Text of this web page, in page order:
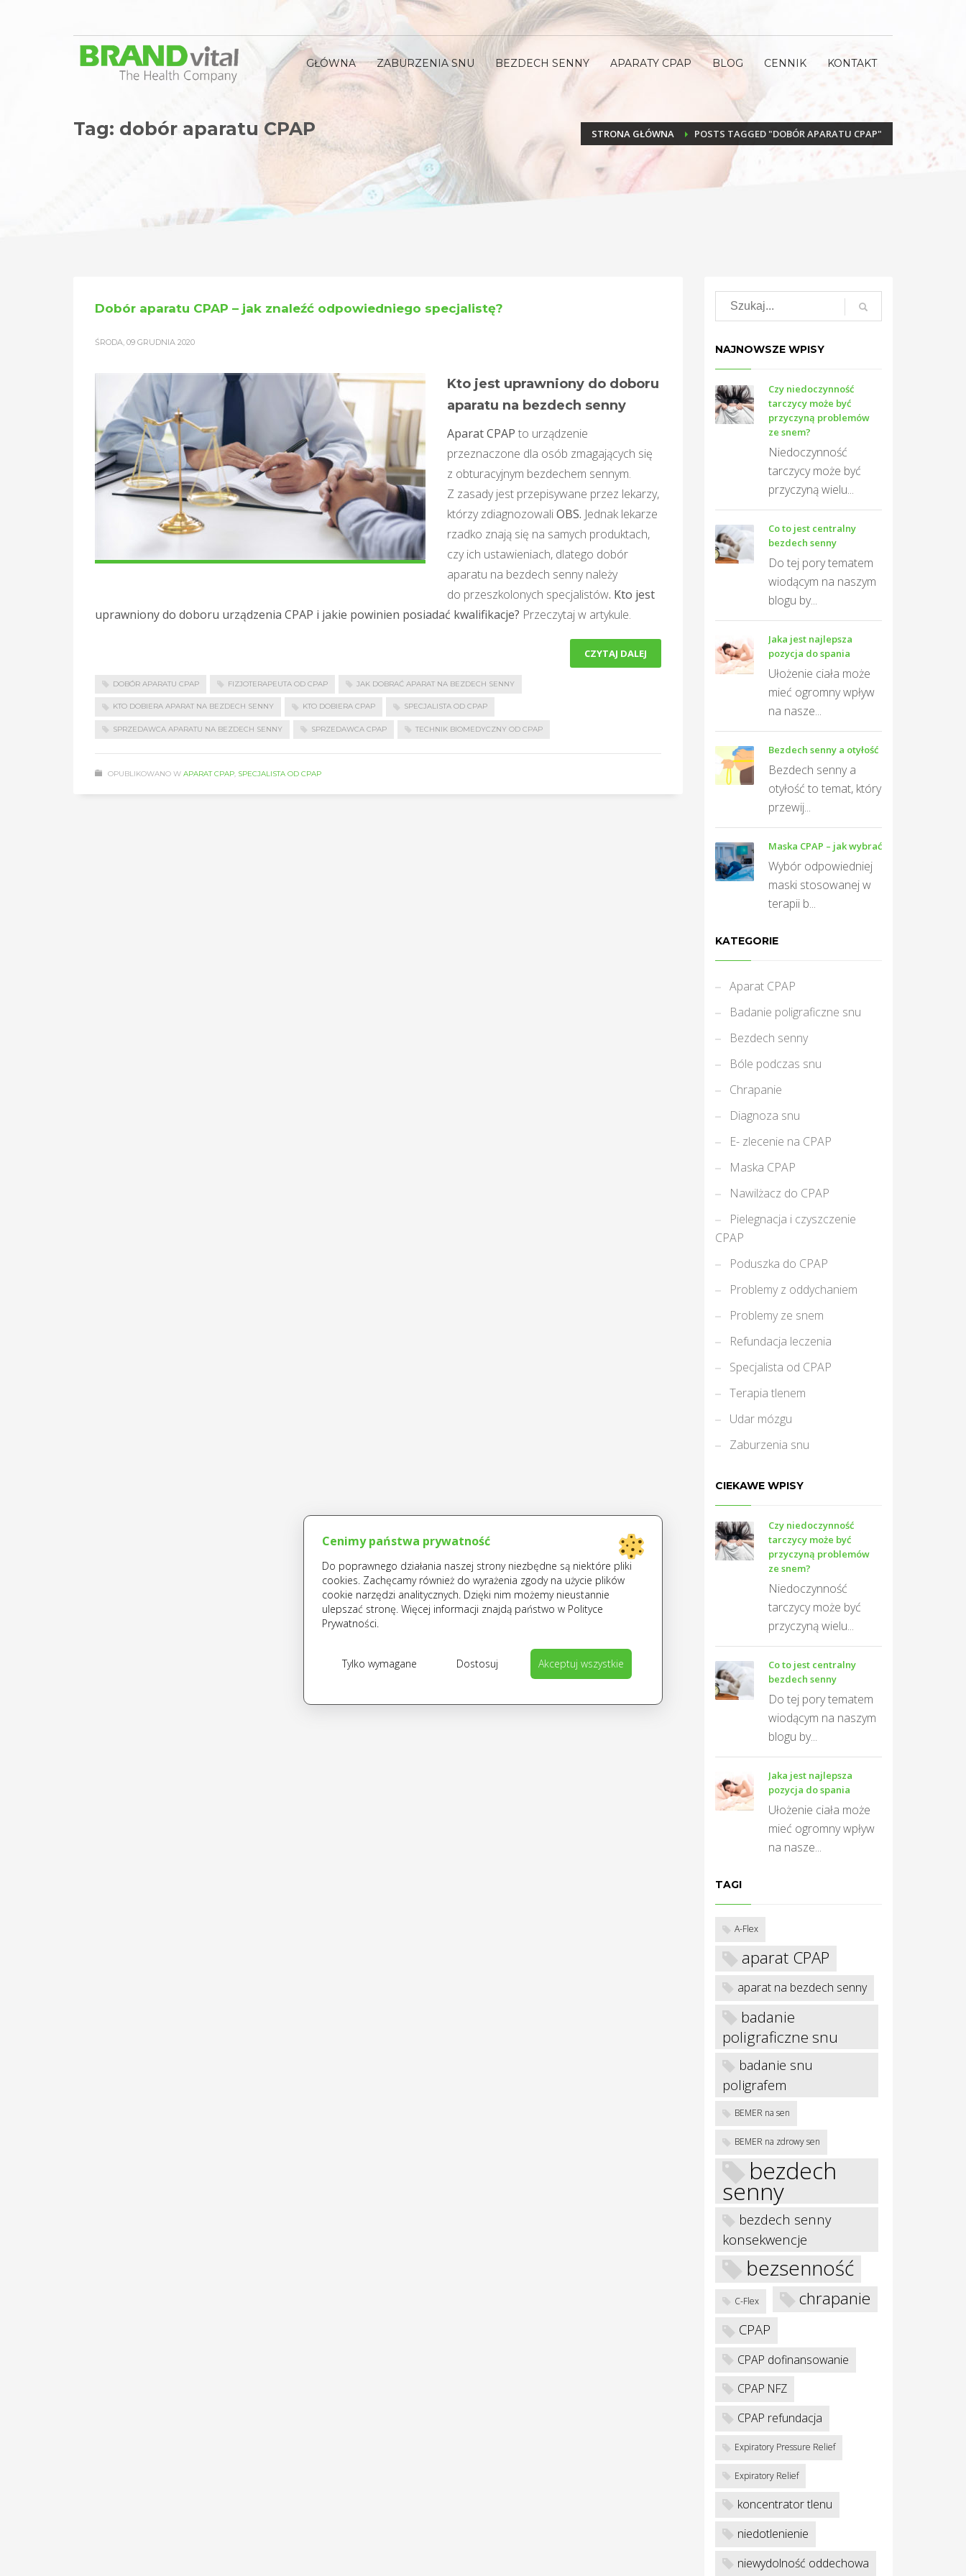
GŁÓWNA ZABURZENIA SNU BEZDECH SENNY APARATY CPAP BLOG CENNIK KONTAKT
STRONA GŁÓWNA POSTS TAGGED "DOBÓR APARATU CPAP"
Tag: dobór aparatu CPAP
Dobór aparatu CPAP – jak znaleźć odpowiedniego specjalistę?
ŚRODA, 09 GRUDNIA 2020
Kto jest uprawniony do doboru
aparatu na bezdech senny
Aparat CPAP to urządzenie
przeznaczone dla osób zmagających się
z obturacyjnym bezdechem sennym.
Z zasady jest przepisywane przez lekarzy,
którzy zdiagnozowaliOBS. Jednak lekarze
rzadko znają się na samych produktach,
czy ich ustawieniach, dlatego dobór
aparatu na bezdech senny należy
do przeszkolonych specjalistów. Kto jest
uprawniony do doboru urządzenia CPAP i jakie powinien posiadać kwalifikacje? Przeczytaj w artykule.
DOBÓR APARATU CPAP FIZJOTERAPEUTA OD CPAP JAK DOBRAĆ APARAT NA BEZDECH SENNY
KTO DOBIERA APARAT NA BEZDECH SENNY KTO DOBIERA CPAP SPECJALISTA OD CPAP
SPRZEDAWCA APARATU NA BEZDECH SENNY SPRZEDAWCA CPAP TECHNIK BIOMEDYCZNY OD CPAP
CZYTAJ DALEJ
OPUBLIKOWANO W APARAT CPAP, SPECJALISTA OD CPAP
NAJNOWSZE WPISY
Czy niedoczynność
tarczycy może być
przyczyną problemów
ze snem?
Niedoczynność
tarczycy może być
przyczyną wielu...
Co to jest centralny
bezdech senny
Do tej pory tematem
wiodącym na naszym
blogu by...
Jaka jest najlepsza
pozycja do spania
Ułożenie ciała może
mieć ogromny wpływ
na nasze...
Bezdech senny a otyłość
Bezdech senny a
otyłość to temat, który
przewij...
Maska CPAP – jak wybrać
Wybór odpowiedniej
maski stosowanej w
terapii b...
KATEGORIE
Aparat CPAP
Badanie poligraficzne snu
Bezdech senny
Bóle podczas snu
Chrapanie
Diagnoza snu
E- zlecenie na CPAP
Maska CPAP
Nawilżacz do CPAP
Pielegnacja i czyszczenie
CPAP
Poduszka do CPAP
Problemy z oddychaniem
Problemy ze snem
Refundacja leczenia
Specjalista od CPAP
Terapia tlenem
Udar mózgu
Zaburzenia snu
CIEKAWE WPISY
Czy niedoczynność
tarczycy może być
przyczyną problemów
ze snem?
Niedoczynność
tarczycy może być
przyczyną wielu...
Co to jest centralny
bezdech senny
Do tej pory tematem
wiodącym na naszym
blogu by...
Jaka jest najlepsza
pozycja do spania
Ułożenie ciała może
mieć ogromny wpływ
na nasze...
TAGI
A-Flex
aparat CPAP
aparat na bezdech senny
badanie
poligraficzne snu
badanie snu
poligrafem
BEMER na sen
BEMER na zdrowy sen
bezdech
senny
bezdech senny
konsekwencje
bezsenność
C-Flex chrapanie
CPAP
CPAP dofinansowanie
CPAP NFZ
CPAP refundacja
Expiratory Pressure Relief
Expiratory Relief
koncentrator tlenu
niedotlenienie
niewydolność oddechowa
Cenimy państwa prywatność
Do poprawnego działania naszej strony niezbędne są niektóre pliki
cookies. Zachęcamy również do wyrażenia zgody na użycie plików
cookie narzędzi analitycznych. Dzięki nim możemy nieustannie
ulepszać stronę. Więcej informacji znajdą państwo w Polityce
Prywatności.
Dostosuj
Tylko wymagane Akceptuj wszystkie